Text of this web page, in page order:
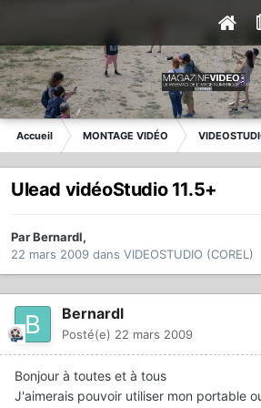
Accueil MONTAGE VIDÉO
Ulead vidéoStudio 11.5+
ParBernardl,
22 mars 2009 dans VIDEOSTUDIO (COREL)
Bernardl
Posté(e) 22 mars 2009
Bonjour à toutes et à tous
J'aimerais pouvoir utiliser mon portable